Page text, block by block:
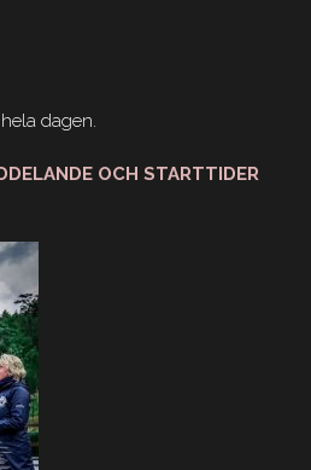
dagen.
OCH STARTTIDER